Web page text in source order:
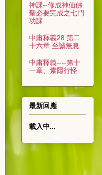
神課--修成神仙佛
聖必要完成之七門
功課
中庸釋義28 第二
十六章 至誠無息
中庸釋義----第十
一章、素隱行怪
最新回應
載入中...